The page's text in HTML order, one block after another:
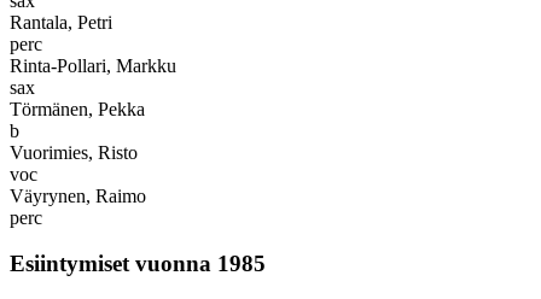
Rantala, Petri
perc
Rinta-Pollari, Markku
sax
Törmänen, Pekka
b
Vuorimies, Risto
voc
Väyrynen, Raimo
perc
Esiintymiset vuonna 1985